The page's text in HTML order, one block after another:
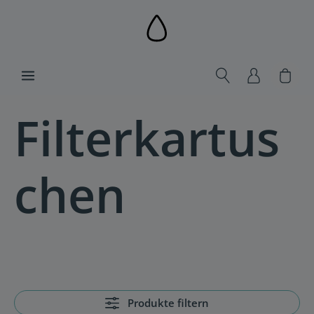
Filterkartus
chen
Produkte filtern